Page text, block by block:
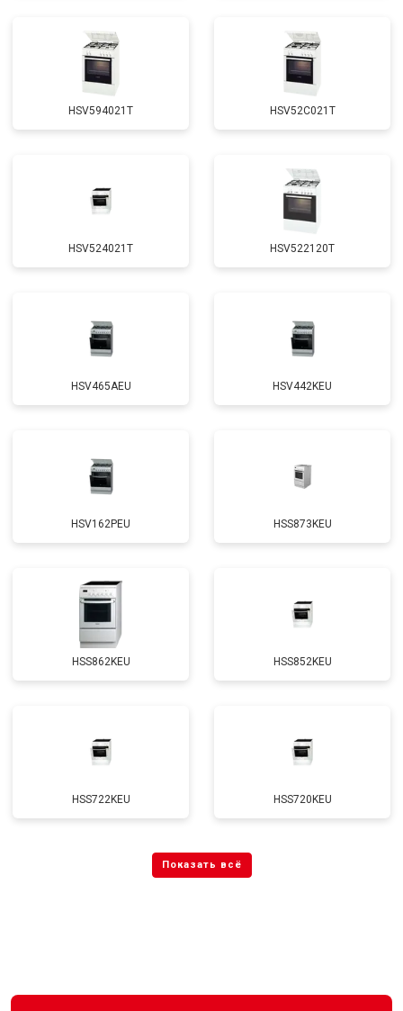
HSV594021T HSV52C021T
HSV524021T HSV522120T
HSV465AEU HSV442KEU
HSV162PEU HSS873KEU
HSS862KEU HSS852KEU
HSS722KEU HSS720KEU